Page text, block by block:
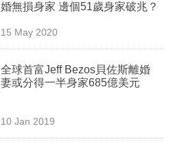
婚無損身家 邊個51歲身家破兆？
15 May 2020
全球首富Jeff Bezos貝佐斯離婚
妻或分得一半身家685億美元
10 Jan 2019